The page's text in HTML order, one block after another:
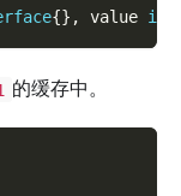
{} , value
的缓存中。